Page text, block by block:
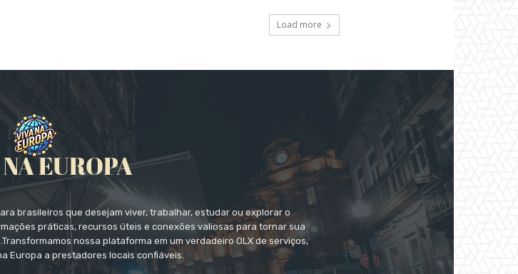
Load more
brasileiros que desejam viver, trabalhar, estudar ou explorar o
práticas, recursos úteis e conexões valiosas para tornar sua
nossa plataforma em um verdadeiro OLX de serviços,
Europa a prestadores locais confiáveis.